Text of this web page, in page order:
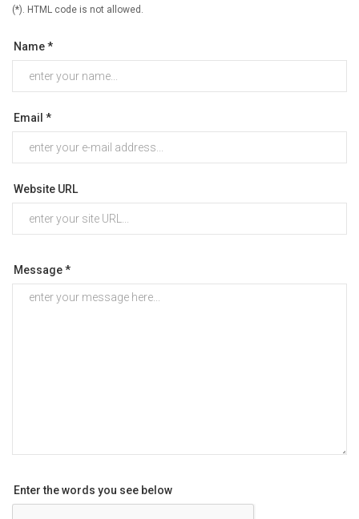
(*). HTML code is not allowed.
Name *
Email *
Website URL
Message *
Enter the words you see below